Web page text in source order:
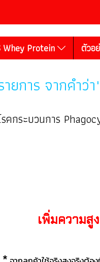
Whey Protein ตัวอ
ยการ จากคำว่
กระบวนการ
เพิ่มความสูง